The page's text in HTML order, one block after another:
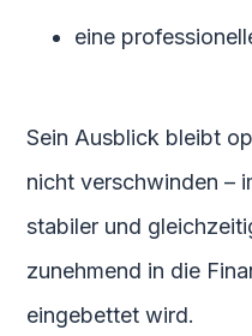
eine
Sein Ausblick bleibt
nicht verschwinden –
stabiler und
zunehmend in die
eingebettet wird.